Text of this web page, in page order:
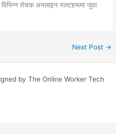
रोचक अनलाइन स्लटहरूमा जुवा
Next Post →
by The Online Worker Tech